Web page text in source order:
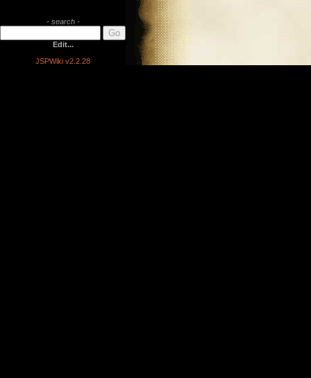
- search -
Edit...
JSPWiki v2.2.28